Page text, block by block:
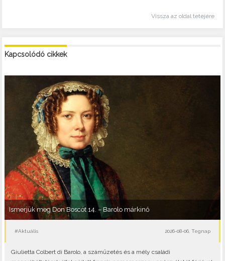
Vissza az oldal tetejére
Kapcsolódó cikkek
Ismerjük meg Don Boscót 14. – Barolo márkinő
#Aktuális 2026-08-06, Tegnap
Giulietta Colbert di Barolo, a száműzetés és a mély családi